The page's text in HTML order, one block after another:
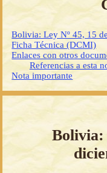
Bolivia: Ley Nº 45, 15
Ficha Técnica (DCMI)
Enlaces con otros
Referencias a esta
Nota importante
Bolivia: